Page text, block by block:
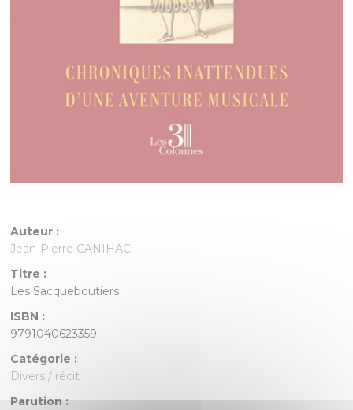
Auteur :
Jean-Pierre CANIHAC
Titre :
Les Sacqueboutiers
ISBN :
9791040623359
Catégorie :
Divers / récit
Parution :